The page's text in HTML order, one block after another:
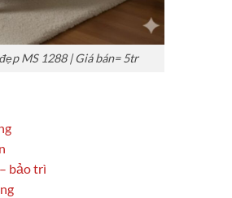
MS 1288 | Giá bán= 5tr
bảo trì